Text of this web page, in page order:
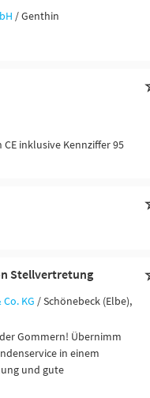
/ Genthin
inklusive Kennziffer 95
Stellvertretung
KG / Schönebeck (Elbe),
Gommern! Übernimm
in einem
und gute